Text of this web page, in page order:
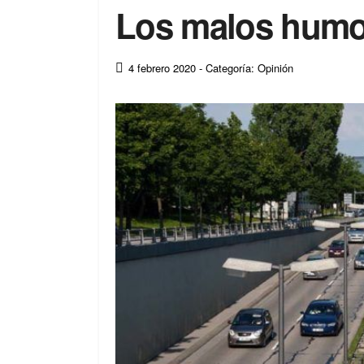
Los malos
4 febrero 2020 - Categoría: Opinión